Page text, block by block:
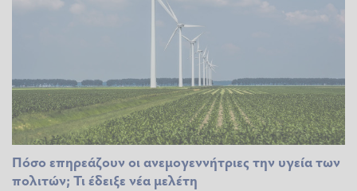
Πόσο επηρεάζουν οι ανεμογεννήτριες την υγεία των
πολιτών; Τι έδειξε νέα μελέτη